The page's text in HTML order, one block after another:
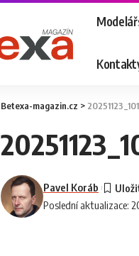
Betexa-magazin.cz >
Poslední aktualizace:
Pavel Koráb